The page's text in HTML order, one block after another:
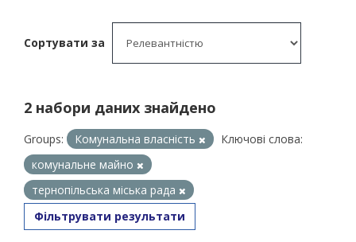
Сортувати за
2 набори даних знайдено
Groups: Комунальна власність
Ключові слова:
комунальне майно
тернопільська міська рада
Фільтрувати результати